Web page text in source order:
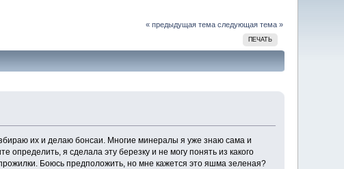
« предыдущая тема следующая тема »
ПЕЧАТЬ
их и делаю бонсаи. Многие минералы я уже знаю сама и
определить, я сделала эту березку и не могу понять из какого
Боюсь предположить, но мне кажется это яшма зеленая?